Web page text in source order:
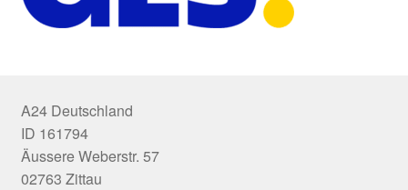
A24 Deutschland
ID 161794
Äussere Weberstr. 57
02763 Zittau